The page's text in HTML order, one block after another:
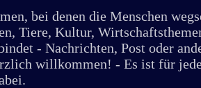
bei denen die Menschen
Tiere, Kultur,
- Nachrichten, Post oder
willkommen! - Es ist für